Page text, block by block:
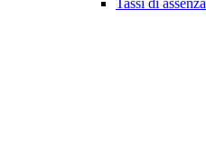
Tassi di assenza